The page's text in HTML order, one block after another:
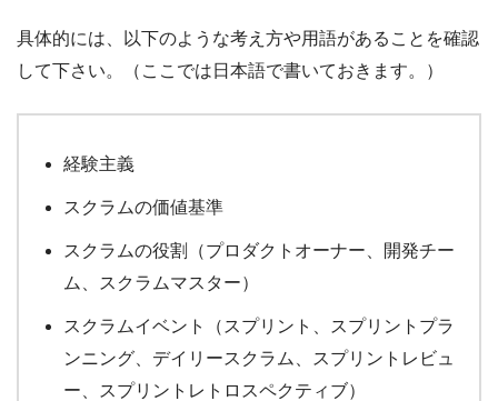
具体的には、以下のような考え方や用語があることを確認
して下さい。（ここでは日本語で書いておきます。）
経験主義
スクラムの価値基準
スクラムの役割（プロダクトオーナー、開発チー
ム、スクラムマスター）
スクラムイベント（スプリント、スプリントプラ
ンニング、デイリースクラム、スプリントレビュ
ー、スプリントレトロスペクティブ）